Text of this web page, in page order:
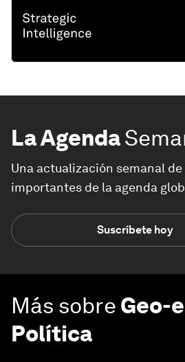
La Agenda
Una actualización semanal
importantes de la agenda
Suscríbete hoy
Más sobre Geo-
Política